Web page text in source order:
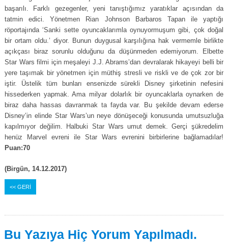
başarılı. Farklı gezegenler, yeni tanıştığımız yaratıklar açısından da
tatmin edici. Yönetmen Rian Johnson Barbaros Tapan ile yaptığı
röportajında ‘Sanki sette oyuncaklarımla oynuyormuşum gibi, çok doğal
bir ortam oldu.’ diyor. Bunun duygusal karşılığına hak vermemle birlikte
açıkçası biraz sorunlu olduğunu da düşünmeden edemiyorum. Elbette
Star Wars filmi için meşaleyi J.J. Abrams’dan devralarak hikayeyi belli bir
yere taşımak bir yönetmen için müthiş stresli ve riskli ve de çok zor bir
iştir. Üstelik tüm bunları ensenizde sürekli Disney şirketinin nefesini
hissederken yapmak. Ama milyar dolarlık bir oyuncaklarla oynarken de
biraz daha hassas davranmak ta fayda var. Bu şekilde devam ederse
Disney’in elinde Star Wars’un neye dönüşeceği konusunda umutsuzluğa
kapılmıyor değilim. Halbuki Star Wars umut demek. Gerçi şükredelim
henüz Marvel evreni ile Star Wars evrenini birbirlerine bağlamadılar!
Puan:70
(Birgün, 14.12.2017)
<< GERİ
Bu Yazıya Hiç Yorum Yapılmadı.